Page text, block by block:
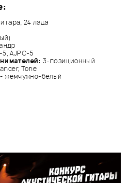
24 лада
5, AJPC-5
3-позиционный
Tone
жемчужно-белый